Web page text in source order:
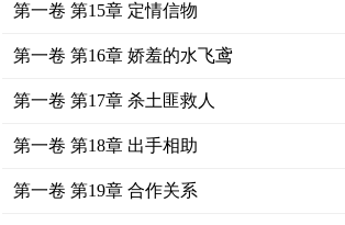
第一卷 第15章 定情信物
第一卷 第16章 娇羞的水飞鸢
第一卷 第17章 杀土匪救人
第一卷 第18章 出手相助
第一卷 第19章 合作关系